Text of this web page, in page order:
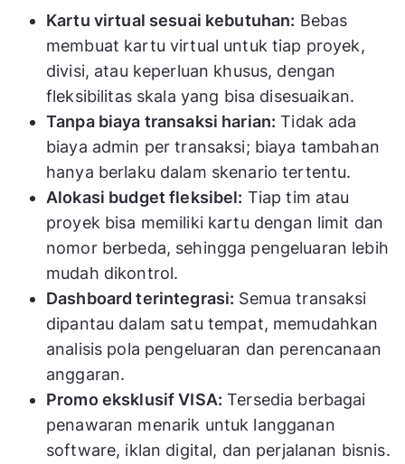
Kartu virtual sesuai kebutuhan: Bebas
membuat kartu virtual untuk tiap proyek,
divisi, atau keperluan khusus, dengan
fleksibilitas skala yang bisa disesuaikan.
Tanpa biaya transaksi harian: Tidak ada
biaya admin per transaksi; biaya tambahan
hanya berlaku dalam skenario tertentu.
Alokasi budget fleksibel: Tiap tim atau
proyek bisa memiliki kartu dengan limit dan
nomor berbeda, sehingga pengeluaran lebih
mudah dikontrol.
Dashboard terintegrasi: Semua transaksi
dipantau dalam satu tempat, memudahkan
analisis pola pengeluaran dan perencanaan
anggaran.
Promo eksklusif VISA: Tersedia berbagai
penawaran menarik untuk langganan
software, iklan digital, dan perjalanan bisnis.